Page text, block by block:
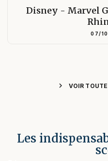
Disney - Marvel
07/
chevron_right VOIR
Les